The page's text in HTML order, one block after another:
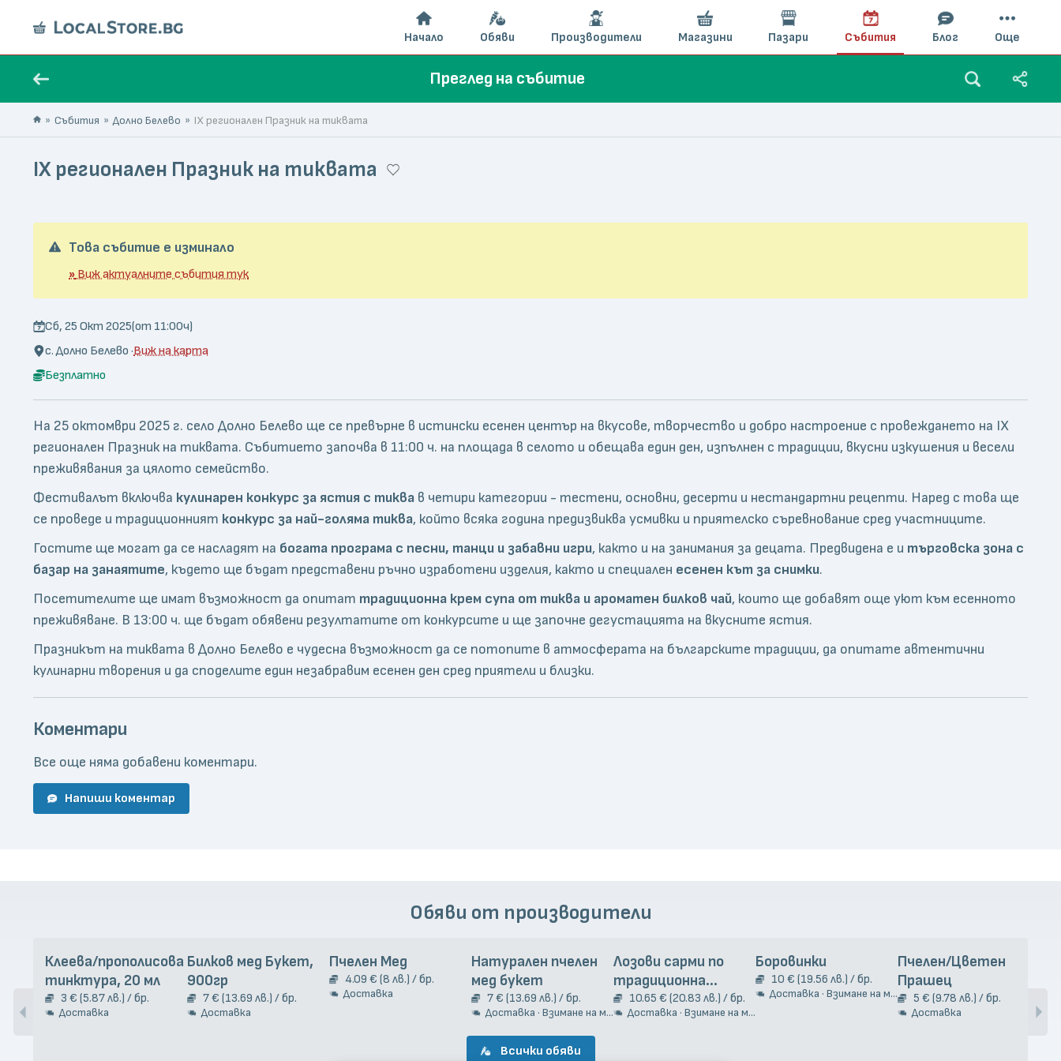
Преглед на събитие
Събития Долно Белево IX регионален Празник на тиквата
IX регионален Празник на тиквата
Това събитие е изминало
»Виж актуалните събития тук
Сб, 25 Окт 2025(от 11:00ч)
с. Долно Белево ·Виж на карта
Безплатно
На 25 октомври 2025 г. село Долно Белево ще се превърне в истински есенен център на вкусове, творчество и добро настроение с провеждането на IX
регионален Празник на тиквата. Събитието започва в 11:00 ч. на площада в селото и обещава един ден, изпълнен с традиции, вкусни изкушения и весели
преживявания за цялото семейство.
Фестивалът включва кулинарен конкурс за ястия с тиква в четири категории - тестени, основни, десерти и нестандартни рецепти. Наред с това ще
се проведе и традиционният конкурс за най-голяма тиква, който всяка година предизвиква усмивки и приятелско съревнование сред участниците.
Гостите ще могат да се насладят на богата програма с песни, танци и забавни игри, както и на занимания за децата. Предвидена е и търговска зона с
базар на занаятите, където ще бъдат представени ръчно изработени изделия, както и специален есенен кът за снимки.
Посетителите ще имат възможност да опитат традиционна крем супа от тиква и ароматен билков чай, които ще добавят още уют към есенното
преживяване. В 13:00 ч. ще бъдат обявени резултатите от конкурсите и ще започне дегустацията на вкусните ястия.
Празникът на тиквата в Долно Белево е чудесна възможност да се потопите в атмосферата на българските традиции, да опитате автентични
кулинарни творения и да споделите един незабравим есенен ден сред приятели и близки.
Коментари
Все още няма добавени коментари.
Напиши коментар
Обяви от производители
Клеева/прополисова
тинктура, 20 мл
3 € (5.87 лв.) / бр.
Доставка
Билков мед Букет,
900гр
7 € (13.69 лв.) / бр.
Доставка
Пчелен Мед
4.09 € (8 лв.) / бр.
Доставка
Натурален пчелен
мед букет
7 € (13.69 лв.) / бр.
Доставка · Взимане на място
Лозови сарми по
традиционна
гръцка рецепта 2кг.
10.65 € (20.83 лв.) / бр.
Доставка · Взимане на място
Боровинки
10 € (19.56 лв.) / бр.
Доставка · Взимане на място
Пчелен/Цветен
Прашец
5 € (9.78 лв.) / бр.
Доставка
Всички обяви
Начало Обяви Производители Магазини Пазари Събития Блог Още